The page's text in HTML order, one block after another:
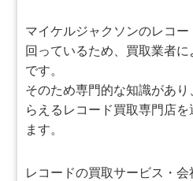
マイケルジャクソンのレコ
回っているため、買取業者
です。
そのため専門的な知識があ
らえるレコード買取専門店を
ます。
レコードの買取サービス・